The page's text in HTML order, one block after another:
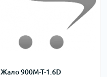
Жало 900M-T-1.6D